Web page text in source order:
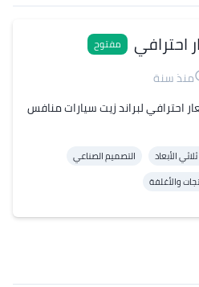
احترافي مفتوح
منذ سنة
الأبعاد
التصميم الصناعي
والأغلفة